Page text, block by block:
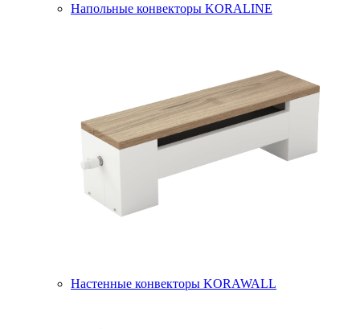
Напольные конвекторы KORALINE
Настенные конвекторы KORAWALL